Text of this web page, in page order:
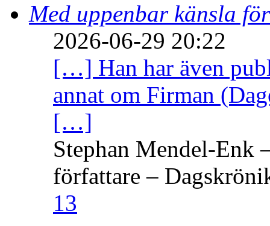
Med uppenbar känsla
2026-06-29 20:22
[…] Han har även
annat om Firman
[…]
Stephan Mendel-Enk
författare –
13